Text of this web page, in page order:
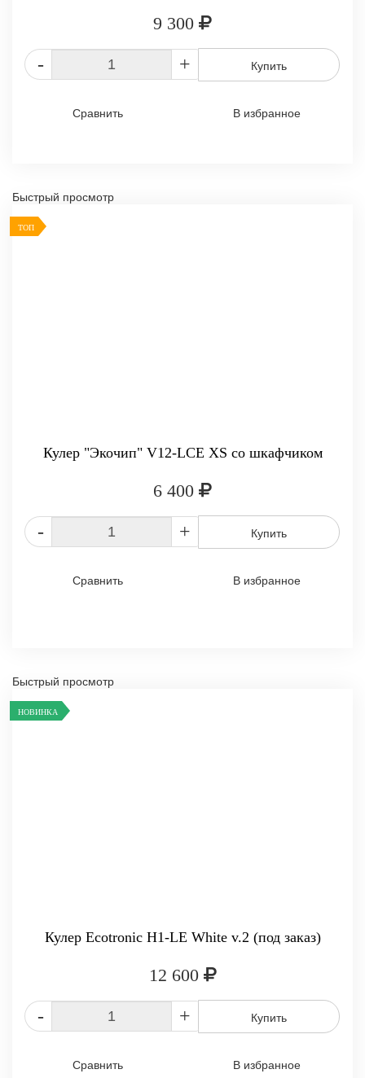
9 300
- + Купить
Сравнить В избранное
Быстрый просмотр
ТОП
Кулер "Экочип" V12-LCE XS со шкафчиком
6 400
- + Купить
Сравнить В избранное
Быстрый просмотр
НОВИНКА
Кулер Ecotronic H1-LE White v.2 (под заказ)
12 600
- + Купить
Сравнить В избранное